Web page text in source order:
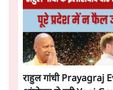
सरल भाषा में जटिल
हिंदी‑हिंदुस्तानी लेखन में
सतीश झाकी और स्टोरी पढ़ें